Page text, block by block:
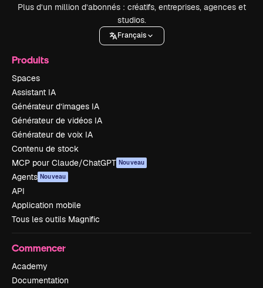
Plus d’un million d’abonnés : créatifs, entreprises, agences et
studios.
Français
Produits
Spaces
Assistant IA
Générateur d’images IA
Générateur de vidéos IA
Générateur de voix IA
Contenu de stock
MCP pour Claude/ChatGPT Nouveau
Agents Nouveau
API
Application mobile
Tous les outils Magnific
Commencer
Academy
Documentation